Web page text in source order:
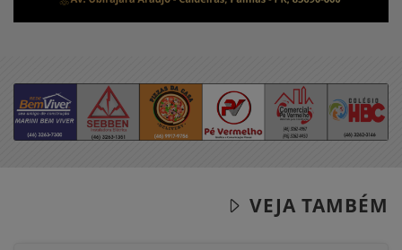
VEJA TAMBÉM